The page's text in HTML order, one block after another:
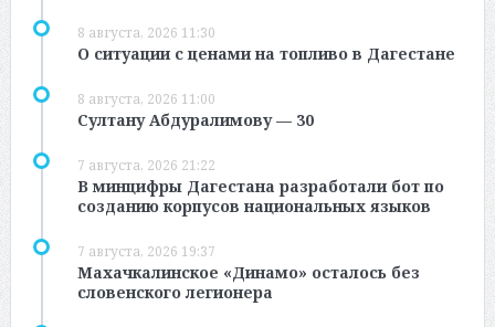
8 августа, 2026 11:30
О ситуации с ценами на топливо в Дагестане
8 августа, 2026 11:00
Султану Абдуралимову — 30
7 августа, 2026 21:22
В минцифры Дагестана разработали бот по
созданию корпусов национальных языков
7 августа, 2026 19:37
Махачкалинское «Динамо» осталось без
словенского легионера